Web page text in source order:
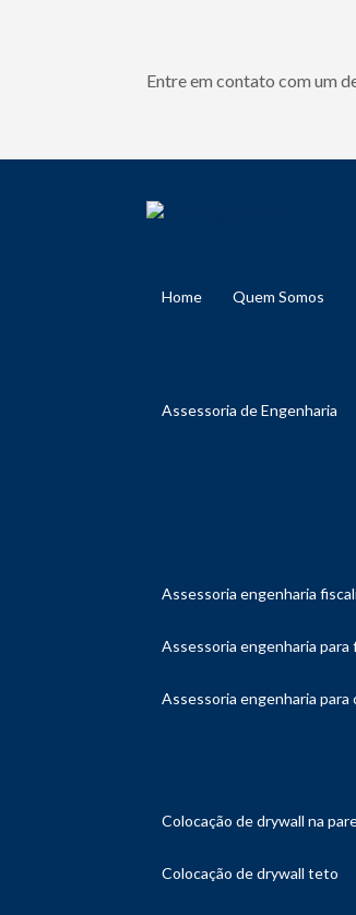
Entre em contato com um
Home Quem Somos
Assessoria de Engenharia
assessoria engenharia
assessoria engenharia
assessoria engenharia
colocação de drywall na
colocação de drywall teto